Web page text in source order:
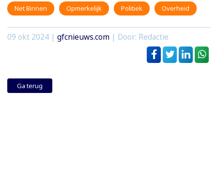
Net Binnen Opmerkelijk Politiek Overheid
09 okt 2024 | gfcnieuws.com | Door: Redactie
Ga terug